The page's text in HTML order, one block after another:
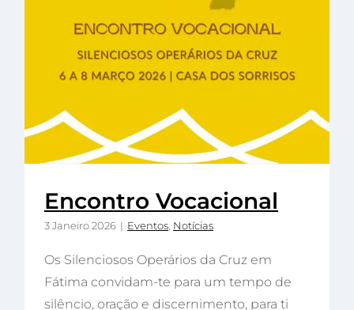
Encontro Vocacional
3 Janeiro 2026 | Eventos Notícias
Os Silenciosos Operários da Cruz em
Fátima convidam-te para um tempo de
silêncio, oração e discernimento, para ti